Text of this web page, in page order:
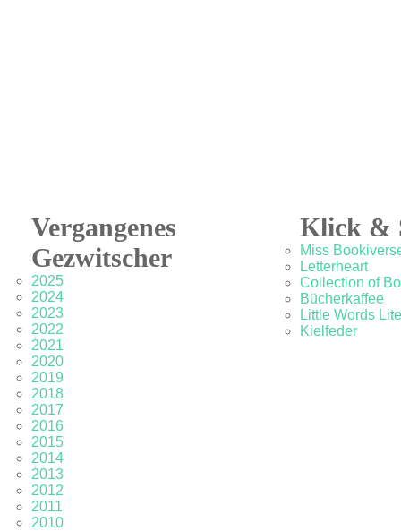
Vergangenes
Gezwitscher
2025
2024
2023
2022
2021
2020
2019
2018
2017
2016
2015
2014
2013
2012
2011
2010
Klick &
Miss
Letterheart
Collection of
Bücherkaffee
Little Words
Kielfeder